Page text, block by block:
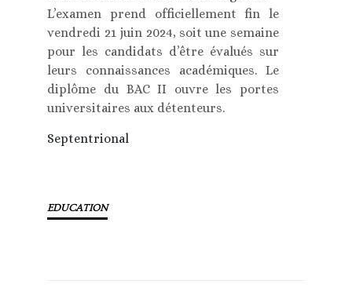
L’examen prend officiellement fin le
vendredi 21 juin 2024, soit une semaine
pour les candidats d’être évalués sur
leurs connaissances académiques. Le
diplôme du BAC II ouvre les portes
universitaires aux détenteurs.
Septentrional
EDUCATION